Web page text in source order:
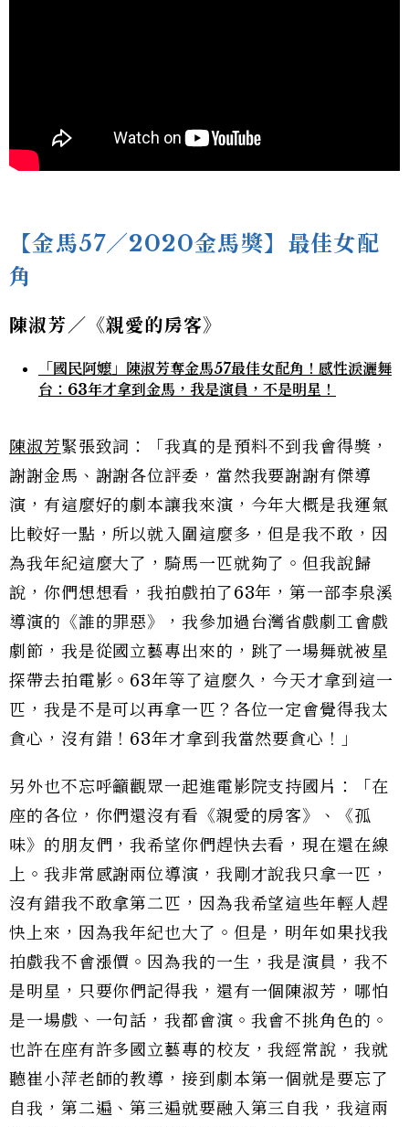
【金馬57／2020金馬獎】最佳女配
角
陳淑芳／《親愛的房客》
「國民阿嬤」陳淑芳奪金馬57最佳女配角！感性淚灑舞
台：63年才拿到金馬，我是演員，不是明星！
陳淑芳緊張致詞：「我真的是預料不到我會得獎，
謝謝金馬、謝謝各位評委，當然我要謝謝有傑導
演，有這麼好的劇本讓我來演，今年大概是我運氣
比較好一點，所以就入圍這麼多，但是我不敢，因
為我年紀這麼大了，騎馬一匹就夠了。但我說歸
說，你們想想看，我拍戲拍了63年，第一部李泉溪
導演的《誰的罪惡》，我參加過台灣省戲劇工會戲
劇節，我是從國立藝專出來的，跳了一場舞就被星
探帶去拍電影。63年等了這麼久，今天才拿到這一
匹，我是不是可以再拿一匹？各位一定會覺得我太
貪心，沒有錯！63年才拿到我當然要貪心！」
另外也不忘呼籲觀眾一起進電影院支持國片：「在
座的各位，你們還沒有看《親愛的房客》、《孤
味》的朋友們，我希望你們趕快去看，現在還在線
上。我非常感謝兩位導演，我剛才說我只拿一匹，
沒有錯我不敢拿第二匹，因為我希望這些年輕人趕
快上來，因為我年紀也大了。但是，明年如果找我
拍戲我不會漲價。因為我的一生，我是演員，我不
是明星，只要你們記得我，還有一個陳淑芳，哪怕
是一場戲、一句話，我都會演。我會不挑角色的。
也許在座有許多國立藝專的校友，我經常說，我就
聽崔小萍老師的教導，接到劇本第一個就是要忘了
自我，第二遍、第三遍就要融入第三自我，我這兩